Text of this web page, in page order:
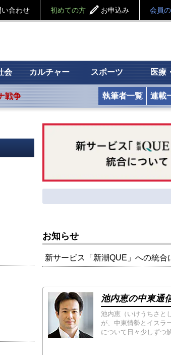
い合わせ 初めての方 お申込み 会員
会 カルチャー スポーツ 医療
戦争 執筆者一覧 連載
お知らせ
新サービス「新潮QUE」への統合
池内恵の中東通
池内恵（いけうちさと
が、中東情勢とイスラ
について日々少しずつ